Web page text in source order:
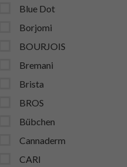
Blue Dot
Borjomi
BOURJOIS
Bremani
Brista
BROS
Bübchen
Cannaderm
CARI